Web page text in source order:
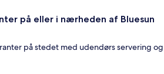
på eller i nærheden af Bluesun
på stedet med udendørs servering og